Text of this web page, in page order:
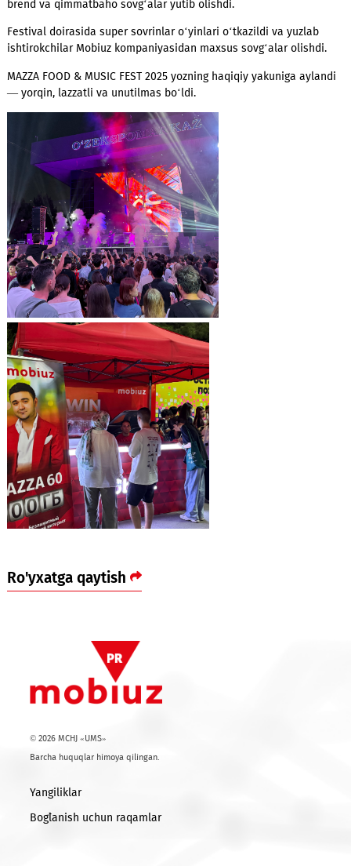
buyuruvchilarga bayramona kayfiyat va o‘ziga xos muhit
berdi. Operatorning brend hududida mehmonlar interaktiv
tadbirlarda ishtirok etishdi, yangi raqamlar ulashdi, bonuslar,
Festival doirasida super sovrinlar o‘yinlari o‘tkazildi va
ishtirokchilar Mobiuz kompaniyasidan maxsus sovg‘alar
MAZZA FOOD & MUSIC FEST 2025 yozning haqiqiy yakuniga
— yorqin, lazzatli va unutilmas bo‘ldi.
Ro'yxatga qaytish